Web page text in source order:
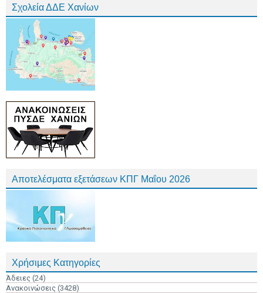
Σχολεία ΔΔΕ Χανίων
Αποτελέσματα εξετάσεων ΚΠΓ Μαΐου 2026
Χρήσιμες Κατηγορίες
Άδειες (24)
Ανακοινώσεις (3428)